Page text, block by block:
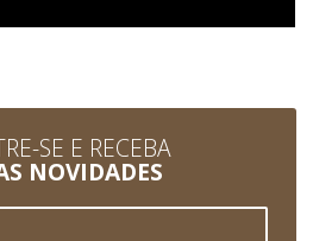
SE E RECEBA
NOVIDADES